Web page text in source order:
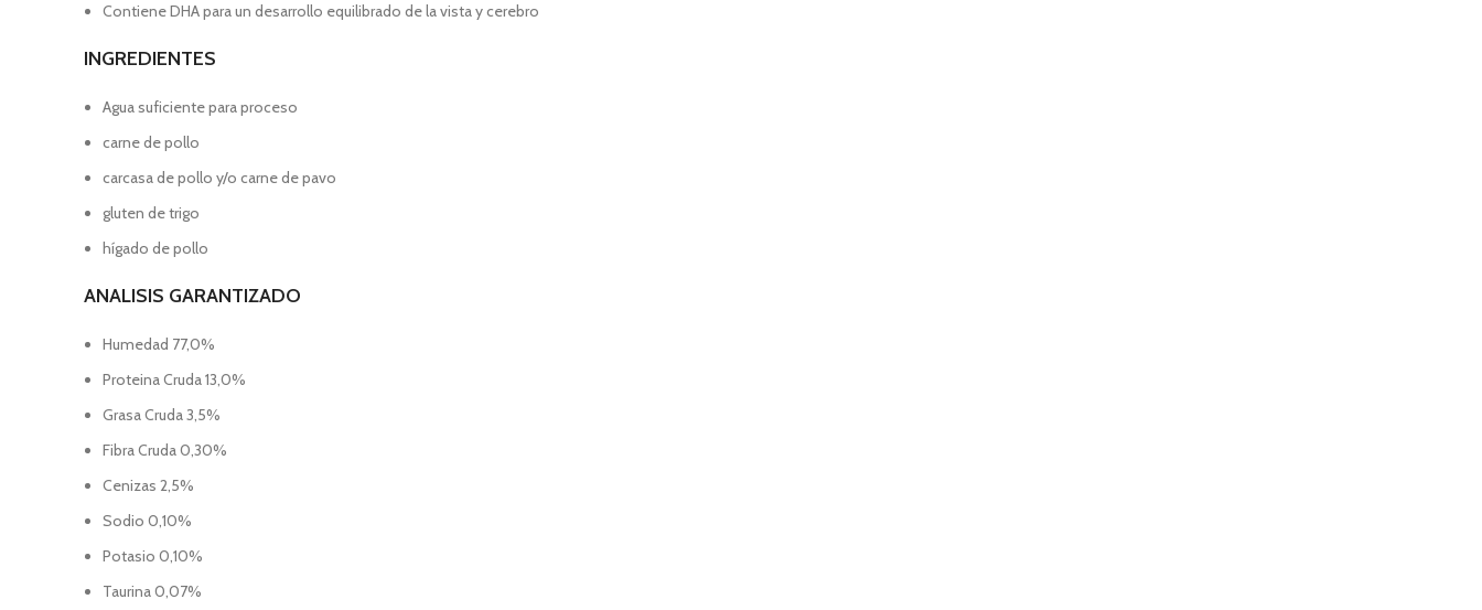
Contiene DHA para un desarrollo equilibrado de la vista y cerebro
INGREDIENTES
Agua suficiente para proceso
carne de pollo
carcasa de pollo y/o carne de pavo
gluten de trigo
hígado de pollo
ANALISIS GARANTIZADO
Humedad 77,0%
Proteina Cruda 13,0%
Grasa Cruda 3,5%
Fibra Cruda 0,30%
Cenizas 2,5%
Sodio 0,10%
Potasio 0,10%
Taurina 0,07%